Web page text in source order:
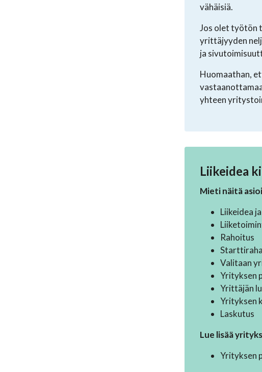
vähäisiä.
Jos olet työtön
yrittäjyyden
ja
Huomaathan,
yhteen
Liikeidea
Mieti näitä
Liikeidea
Rahoitus
Valitaan
Yrityksen
Yrittäjän
Yrityksen
Laskutus
Lue lisää
Yrityksen